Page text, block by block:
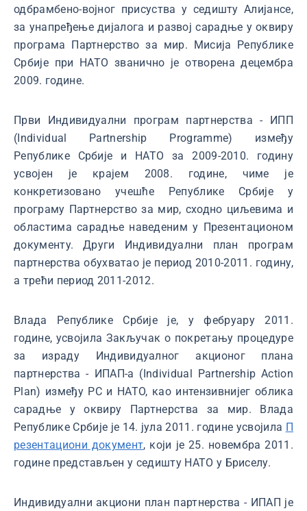
одбрамбено-војног присуства у седишту Алијансе,
за унапређење дијалога и развој сарадње у оквиру
програма Партнерство за мир. Мисија Републике
Србије при НАТО званично је отворена децембра
2009. године.
Први Индивидуални програм партнерства - ИПП
(Individual Partnership Programme) између
Републике Србије и НАТО за 2009-2010. годину
усвојен је крајем 2008. године, чиме је
конкретизовано учешће Републике Србије у
програму Партнерство за мир, сходно циљевима и
областима сарадње наведеним у Презентационом
документу. Други Индивидуални план програм
партнерства обухватао је период 2010-2011. годину,
а трећи период 2011-2012.
Влада Републике Србије је, у фебруару 2011.
године, усвојила Закључак о покретању процедуре
за израду Индивидуалног акционог плана
партнерства - ИПАП-а (Individual Partnership Action
Plan) између РС и НАТО, као интензивнијег облика
сарадње у оквиру Партнерства за мир. Влада
Републике Србије је 14. јула 2011. године усвојила П
резентациони документ, који је 25. новембра 2011.
године представљен у седишту НАТО у Бриселу.
Индивидуални акциони план партнерства - ИПАП је